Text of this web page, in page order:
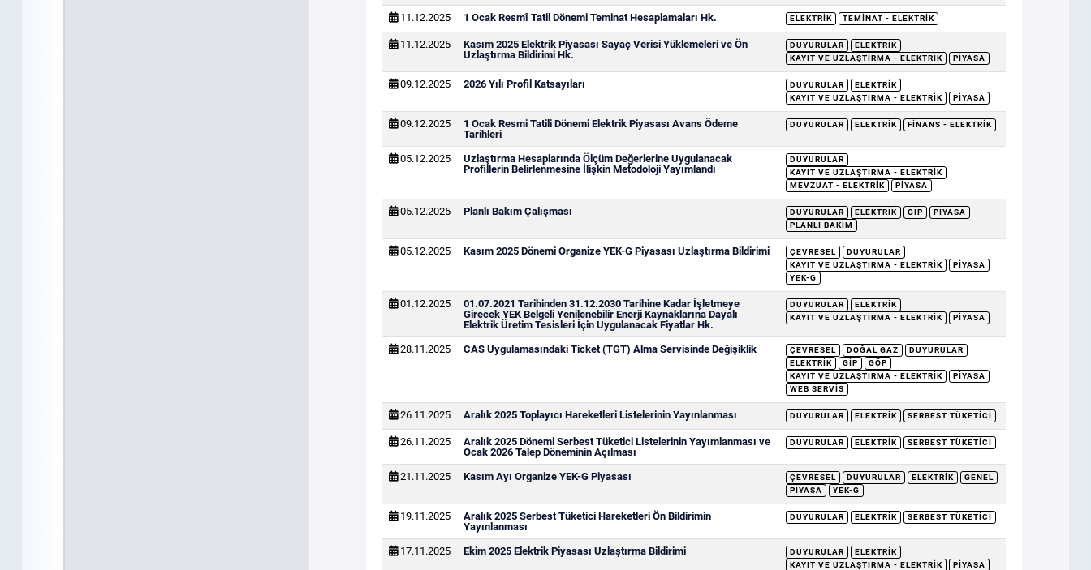
11.12.2025 1 Ocak Resmî Tatil Dönemi Teminat Hesaplamaları Hk. ELEKTRIK TEMINAT - ELEKTRIK
11.12.2025
Kasım 2025 Elektrik Piyasası Sayaç Verisi Yüklemeleri ve Ön
Uzlaştırma Bildirimi Hk.
DUYURULAR
ELEKTRIK
KAYIT VE UZLAŞTIRMA - ELEKTRIK
PIYASA
09.12.2025 2026 Yılı Profil Katsayıları DUYURULAR
ELEKTRIK
KAYIT VE UZLAŞTIRMA - ELEKTRIK
PIYASA
09.12.2025
1 Ocak Resmi Tatili Dönemi Elektrik Piyasası Avans Ödeme
Tarihleri
DUYURULAR ELEKTRIK FINANS - ELEKTRIK
05.12.2025
Uzlaştırma Hesaplarında Ölçüm Değerlerine Uygulanacak
Profillerin Belirlenmesine İlişkin Metodoloji Yayımlandı
DUYURULAR
KAYIT VE UZLAŞTIRMA - ELEKTRIK
MEVZUAT - ELEKTRIK
PIYASA
05.12.2025 Planlı Bakım Çalışması DUYURULAR ELEKTRIK GİP
PIYASA
PLANLI BAKIM
05.12.2025 Kasım 2025 Dönemi Organize YEK-G Piyasası Uzlaştırma Bildirimi ÇEVRESEL
DUYURULAR
KAYIT VE UZLAŞTIRMA - ELEKTRIK
PIYASA
YEK-G
01.12.2025
01.07.2021 Tarihinden 31.12.2030 Tarihine Kadar İşletmeye
Girecek YEK Belgeli Yenilenebilir Enerji Kaynaklarına Dayalı
Elektrik Üretim Tesisleri İçin Uygulanacak Fiyatlar Hk.
DUYURULAR
ELEKTRIK
KAYIT VE UZLAŞTIRMA - ELEKTRIK
PIYASA
28.11.2025 CAS Uygulamasındaki Ticket (TGT) Alma Servisinde Değişiklik ÇEVRESEL DOĞAL GAZ
DUYURULAR
ELEKTRIK
GİP
GÖP
KAYIT VE UZLAŞTIRMA - ELEKTRIK
PIYASA
WEB SERVIS
26.11.2025 Aralık 2025 Toplayıcı Hareketleri Listelerinin Yayınlanması DUYURULAR ELEKTRIK SERBEST TÜKETICI
26.11.2025
Aralık 2025 Dönemi Serbest Tüketici Listelerinin Yayımlanması ve
Ocak 2026 Talep Döneminin Açılması
DUYURULAR ELEKTRIK SERBEST TÜKETICI
21.11.2025 Kasım Ayı Organize YEK-G Piyasası ÇEVRESEL DUYURULAR ELEKTRIK
GENEL
PIYASA
YEK-G
19.11.2025
Aralık 2025 Serbest Tüketici Hareketleri Ön Bildirimin
Yayınlanması
DUYURULAR ELEKTRIK SERBEST TÜKETICI
17.11.2025 Ekim 2025 Elektrik Piyasası Uzlaştırma Bildirimi DUYURULAR
ELEKTRIK
KAYIT VE UZLAŞTIRMA - ELEKTRIK
PIYASA